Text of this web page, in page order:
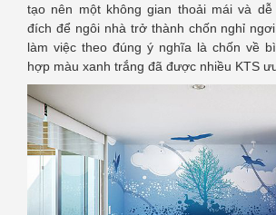
tạo nên một không gian thoải mái và
đích để ngôi nhà trở thành chốn nghỉ
làm việc theo đúng ý nghĩa là chốn về
hợp màu xanh trắng đã được nhiều KTS